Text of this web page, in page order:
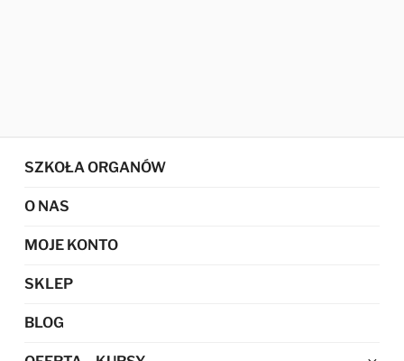
SZKOŁA ORGANÓW
O NAS
MOJE KONTO
SKLEP
BLOG